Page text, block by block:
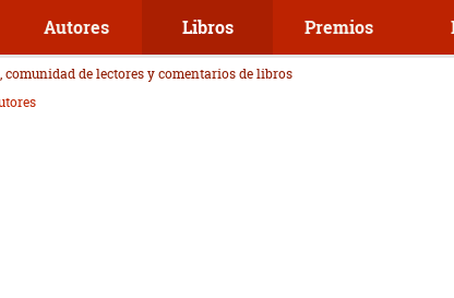
Autores Libros Premios
comunidad de lectores y comentarios de libros